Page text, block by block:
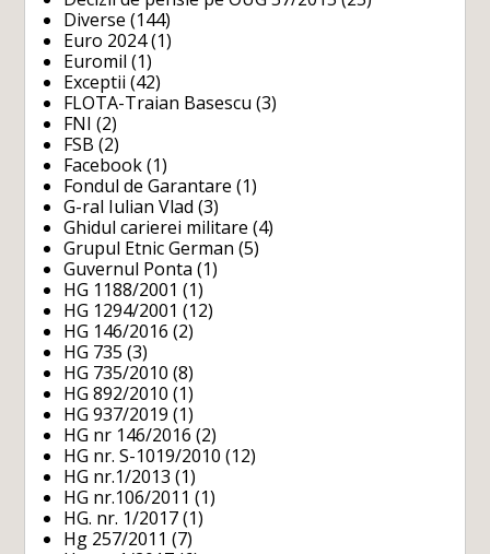
Diverse (144)
Euro 2024(1)
Euromil (1)
Exceptii (42)
FLOTA-Traian Basescu (3)
FNI (2)
FSB (2)
Facebook (1)
Fondul de Garantare (1)
G-ral Iulian Vlad (3)
Ghidul carierei militare (4)
Grupul Etnic German (5)
Guvernul Ponta (1)
HG 1188/2001 (1)
HG 1294/2001 (12)
HG 146/2016 (2)
HG 735 (3)
HG 735/2010 (8)
HG 892/2010 (1)
HG 937/2019 (1)
HG nr 146/2016 (2)
HG nr. S-1019/2010 (12)
HG nr.1/2013 (1)
HG nr.106/2011 (1)
HG. nr. 1/2017 (1)
Hg 257/2011 (7)